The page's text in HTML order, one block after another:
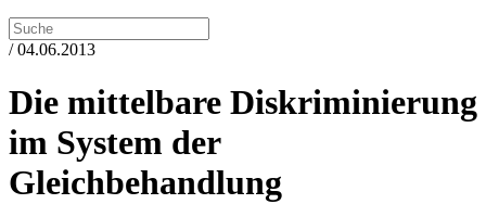
/ 04.06.2013
Die mittelbare Diskriminierung
im System der
Gleichbehandlung